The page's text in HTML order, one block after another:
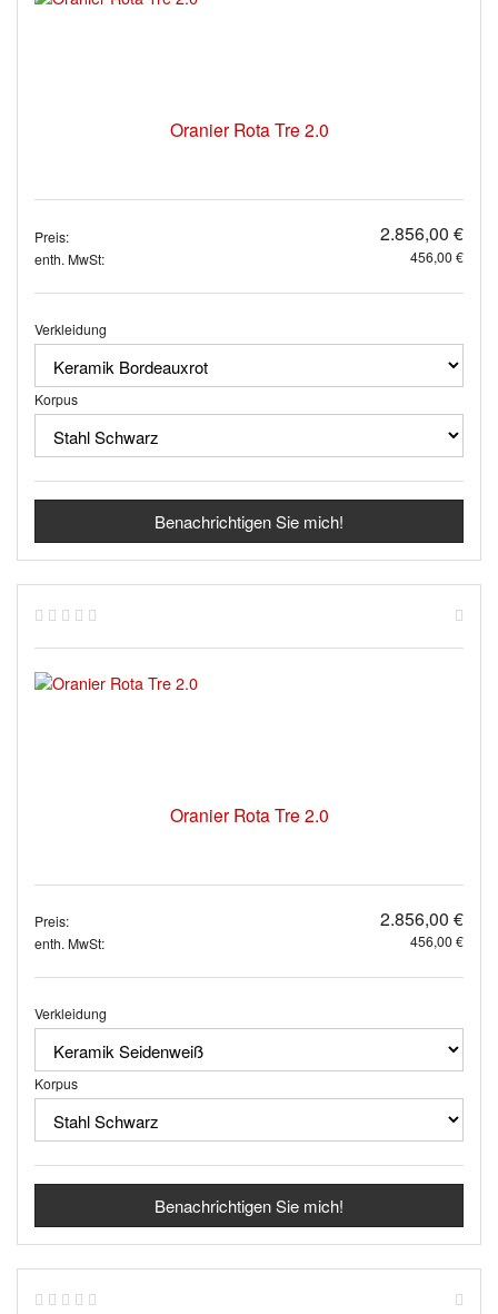
Oranier Rota Tre 2.0
Preis: 2.856,00 €
enth. MwSt: 456,00 €
Verkleidung
Korpus
Benachrichtigen Sie mich!
Oranier Rota Tre 2.0
Preis: 2.856,00 €
enth. MwSt: 456,00 €
Verkleidung
Korpus
Benachrichtigen Sie mich!